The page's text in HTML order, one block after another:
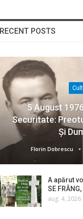
POSTS
5 August
Securitate:
Și
Florin Dobrescu
A apărut
SE
aug. 4, 2026